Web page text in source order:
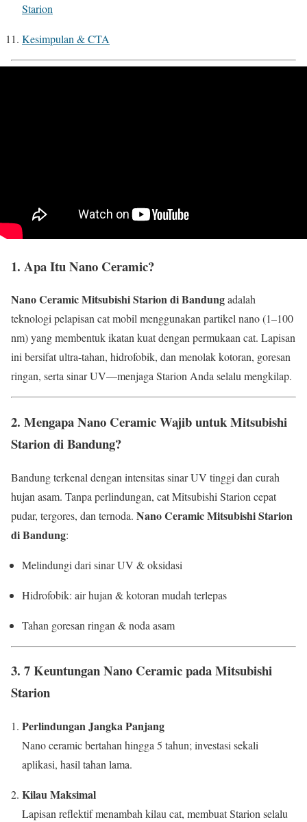
Starion
Kesimpulan & CTA
1. Apa Itu Nano Ceramic?
Nano Ceramic Mitsubishi Starion di Bandungadalah
teknologi pelapisan cat mobil menggunakan partikel nano (1–100
nm) yang membentuk ikatan kuat dengan permukaan cat. Lapisan
ini bersifat ultra-tahan, hidrofobik, dan menolak kotoran, goresan
ringan, serta sinar UV––menjaga Starion Anda selalu mengkilap.
2. Mengapa Nano Ceramic Wajib untuk Mitsubishi
Starion di Bandung?
Bandung terkenal dengan intensitas sinar UV tinggi dan curah
hujan asam. Tanpa perlindungan, cat Mitsubishi Starion cepat
pudar, tergores, dan ternoda. Nano Ceramic Mitsubishi Starion
di Bandung:
Melindungi dari sinar UV & oksidasi
Hidrofobik: air hujan & kotoran mudah terlepas
Tahan goresan ringan & noda asam
3. 7 Keuntungan Nano Ceramic pada Mitsubishi
Starion
Perlindungan Jangka Panjang
Nano ceramic bertahan hingga 5 tahun; investasi sekali
aplikasi, hasil tahan lama.
Kilau Maksimal
Lapisan reflektif menambah kilau cat, membuat Starion selalu